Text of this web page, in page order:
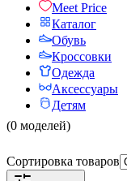
Meet Price
Каталог
Обувь
Кроссовки
Одежда
Аксессуары
Детям
(0 моделей)
Сортировка товаров